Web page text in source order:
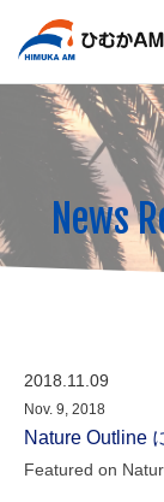
ミッション
沿革 History
ニュースリ
News
2018.11.09
Nov. 9, 2018
Nature Outline
Featured on